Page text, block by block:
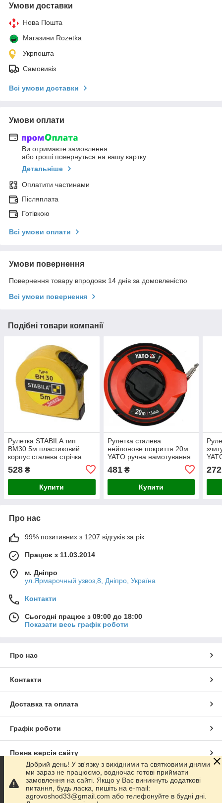
Умови доставки
Нова Пошта
Магазини Rozetka
Укрпошта
Самовивіз
Всі умови доставки
Умови оплати
Ви отримаєте замовлення
або гроші повернуться на вашу картку
Детальніше
Оплатити частинами
Післяплата
Готівкою
Всі умови оплати
Умови повернення
Повернення товару впродовж 14 днів за домовленістю
Всі умови повернення
Подібні товари компанії
Рулетка STABILA тип
BM30 5м пластиковий
корпус сталева стрічка
528 ₴
Купити
Рулетка сталева
нейлонове покриття 20м
YATO ручна намотування
481₴
Купити
272
Про нас
99% позитивних з 1207 відгуків за рік
Працює з 11.03.2014
м. Дніпро
ул.Ярмарочный узвоз,8, Дніпро, Україна
Контакти
Сьогодні працює з 09:00 до 18:00
Показати весь графік роботи
Про нас
Контакти
Доставка та оплата
Графік роботи
Повна версія сайту
Сайт створено на маркетплейсіProm.ua
Добрий день! У зв'язку з вихідними та святковими днями
ми зараз не працюємо, водночас готові приймати
замовлення на сайті. Якщо у Вас виникнуть додаткові
питання, будь ласка, пишіть на e-mail:
agrovoshod33@gmail.com або телефонуйте в будні дні.